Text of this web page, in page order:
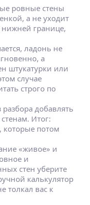
ровные стены
а не уходит
границе,
ладонь не
а
штукатурки или
случае
строго по
добавлять
Итог:
потом
«живое» и
и
стен уберите
калькулятор
толкал вас к